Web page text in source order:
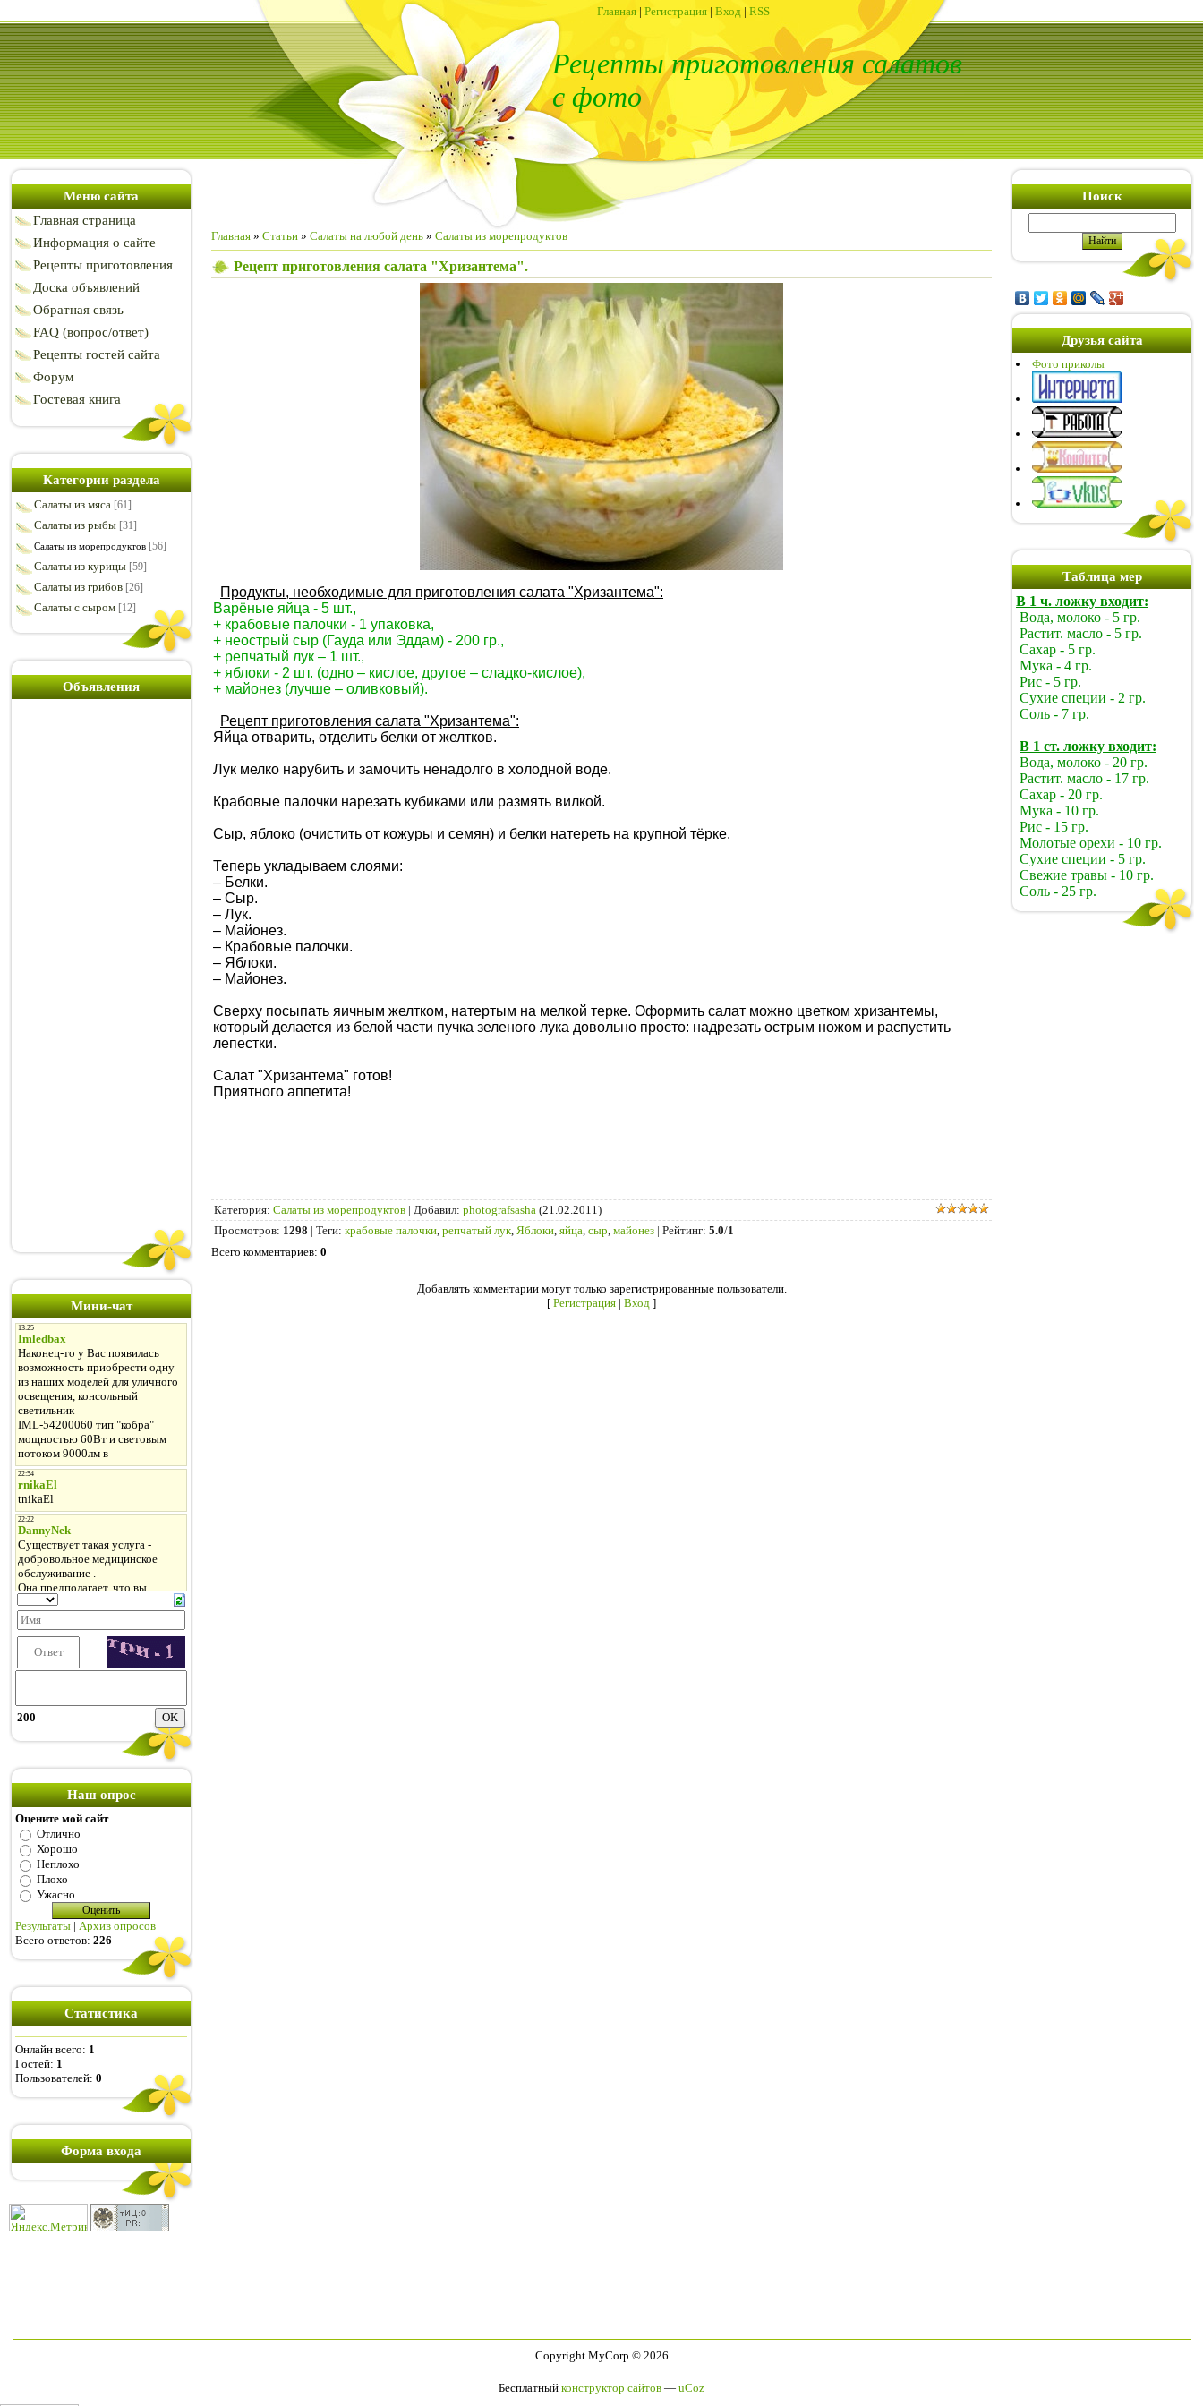
Главная | Регистрация | Вход | RSS
Рецепты приготовления салатов
с фото
Меню сайта
Главная страница
Информация о сайте
Рецепты приготовления
Доска объявлений
Обратная связь
FAQ (вопрос/ответ)
Рецепты гостей сайта
Форум
Гостевая книга
Категории раздела
Салаты из мяса [61]
Салаты из рыбы [31]
Салаты из морепродуктов [56]
Салаты из курицы [59]
Салаты из грибов [26]
Салаты с сыром [12]
Объявления
Мини-чат
200
Наш опрос
Оцените мой сайт
Отлично
Хорошо
Неплохо
Плохо
Ужасно
Результаты | Архив опросов
Всего ответов: 226
Статистика
Онлайн всего: 1
Гостей: 1
Пользователей: 0
Форма входа
Главная » Статьи » Салаты на любой день » Салаты из морепродуктов
Рецепт приготовления салата "Хризантема".
Продукты, необходимые для приготовления салата "Хризантема":
Варёные яйца - 5 шт.,
+ крабовые палочки - 1 упаковка,
+ неострый сыр (Гауда или Эддам) - 200 гр.,
+ репчатый лук – 1 шт.,
+ яблоки - 2 шт. (одно – кислое, другое – сладко-кислое),
+ майонез (лучше – оливковый).
Рецепт приготовления салата "Хризантема":
Яйца отварить, отделить белки от желтков.
Лук мелко нарубить и замочить ненадолго в холодной воде.
Крабовые палочки нарезать кубиками или размять вилкой.
Сыр, яблоко (очистить от кожуры и семян) и белки натереть на крупной тёрке.
Теперь укладываем слоями:
– Белки.
– Сыр.
– Лук.
– Майонез.
– Крабовые палочки.
– Яблоки.
– Майонез.
Сверху посыпать яичным желтком, натертым на мелкой терке. Оформить салат можно цветком хризантемы,
который делается из белой части пучка зеленого лука довольно просто: надрезать острым ножом и распустить
лепестки.
Салат "Хризантема" готов!
Приятного аппетита!
Категория: Салаты из морепродуктов | Добавил: photografsasha (21.02.2011)
Просмотров: 1298 | Теги: крабовые палочки, репчатый лук, Яблоки, яйца, сыр, майонез | Рейтинг: 5.0/1
Всего комментариев: 0
Добавлять комментарии могут только зарегистрированные пользователи.
[ Регистрация | Вход ]
Поиск
Друзья сайта
Фото приколы
Таблица мер
В 1 ч. ложку входит:
Вода, молоко - 5 гр.
Растит. масло - 5 гр.
Сахар - 5 гр.
Мука - 4 гр.
Рис - 5 гр.
Сухие специи - 2 гр.
Соль - 7 гр.
В 1 ст. ложку входит:
Вода, молоко - 20 гр.
Растит. масло - 17 гр.
Сахар - 20 гр.
Мука - 10 гр.
Рис - 15 гр.
Молотые орехи - 10 гр.
Сухие специи - 5 гр.
Свежие травы - 10 гр.
Соль - 25 гр.
Copyright MyCorp © 2026
Бесплатный конструктор сайтов — uCoz